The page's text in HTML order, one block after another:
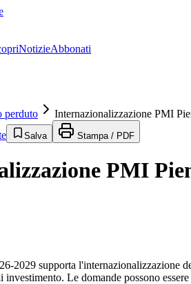
NotizieAbbonati
perduto
Internazionalizzazione PMI
Salva Stampa / PDF
PMI
2029 supporta l'internazionalizzazione
investimento. Le domande possono